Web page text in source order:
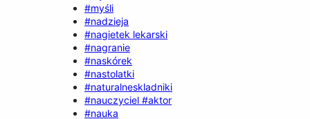
#myśli
#nadzieja
#nagietek lekarski
#nagranie
#naskórek
#nastolatki
#naturalneskladniki
#nauczyciel #aktor
#nauka